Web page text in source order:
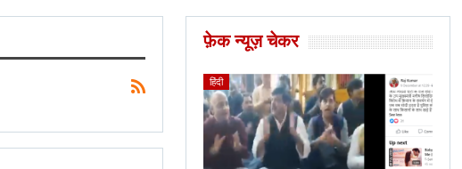
फ़ेक न्यूज़ चेकर
हिंदी BANGLA